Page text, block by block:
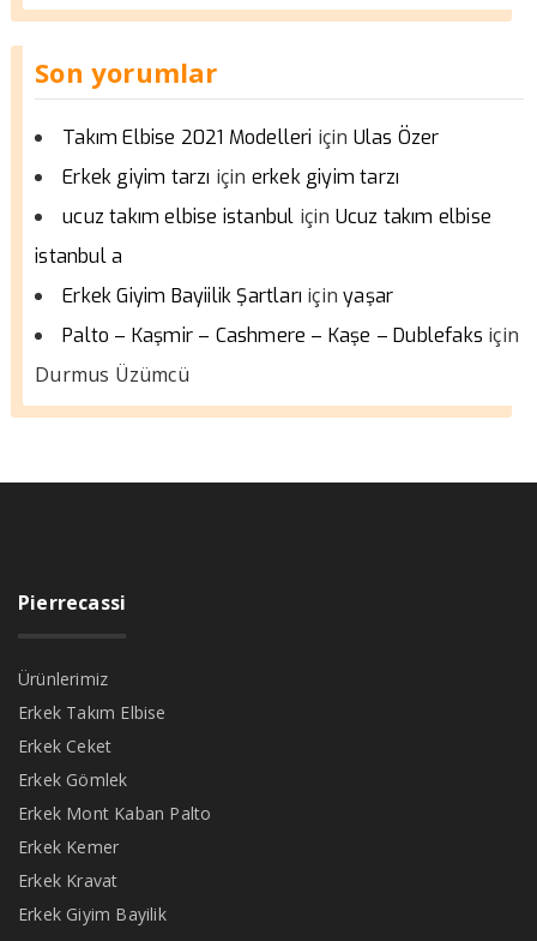
Son yorumlar
Takım Elbise 2021 Modelleri için Ulas Özer
Erkek giyim tarzı için erkek giyim tarzı
ucuz takım elbise istanbul için Ucuz takım elbise
istanbul a
Erkek Giyim Bayiilik Şartları içinyaşar
Palto – Kaşmir – Cashmere – Kaşe – Dublefaks için
Durmus Üzümcü
Pierrecassi
Ürünlerimiz
Erkek Takım Elbise
Erkek Ceket
Erkek Gömlek
Erkek Mont Kaban Palto
Erkek Kemer
Erkek Kravat
Erkek Giyim Bayilik